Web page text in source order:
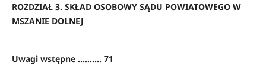
ROZDZIAŁ 3. SKŁAD OSOBOWY SĄDU POWIATOWEGO W
MSZANIE DOLNEJ
Uwagi wstępne ………. 71